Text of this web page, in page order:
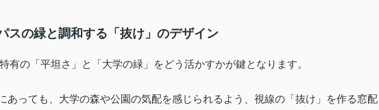
スの緑と調和する「抜け」のデザイン
有の「平坦さ」と「大学の緑」をどう活かすかが鍵となります。
あっても、大学の森や公園の気配を感じられるよう、視線の「抜け」を作る窓配